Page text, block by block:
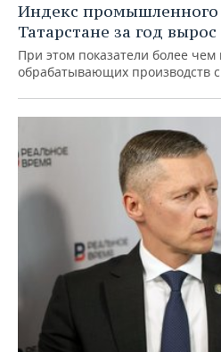
Индекс промышленного
Татарстане за год вырос
При этом показатели более
обрабатывающих производств